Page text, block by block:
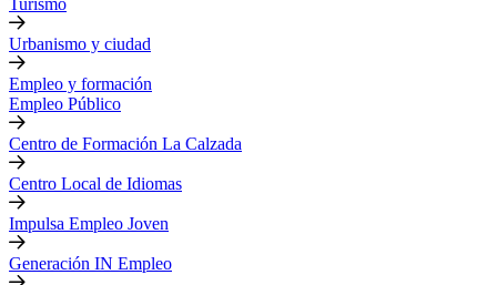
Turismo
Urbanismo y ciudad
Empleo y formación
Empleo Público
Centro de Formación La Calzada
Centro Local de Idiomas
Impulsa Empleo Joven
Generación IN Empleo